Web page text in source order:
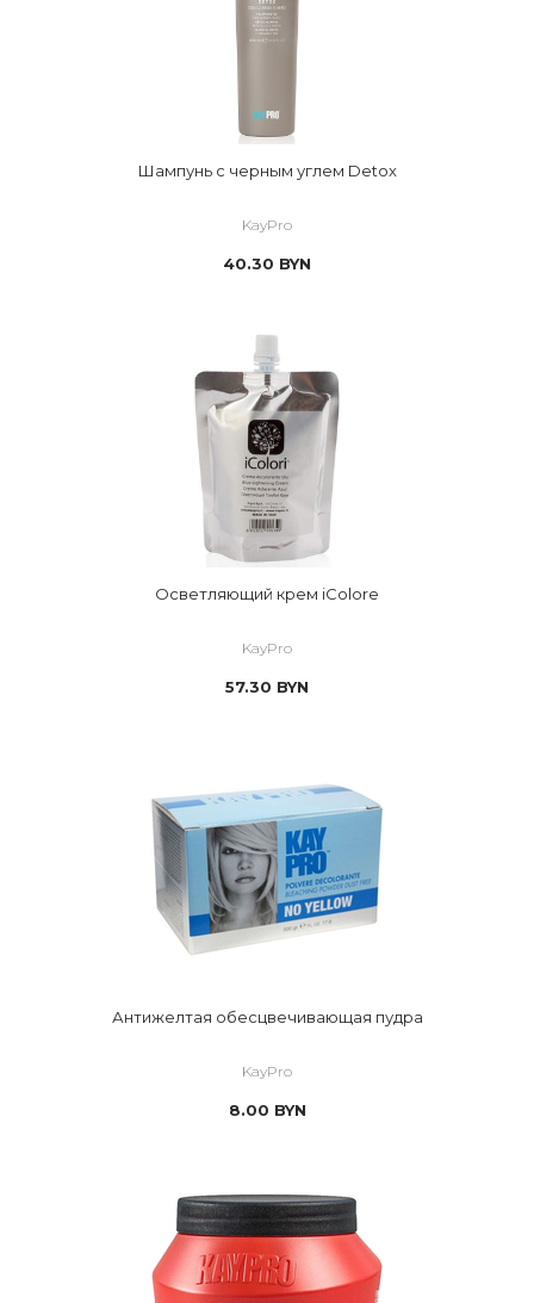
Шампунь с черным углем Detox
KayPro
40.30 BYN
Осветляющий крем iColore
KayPro
57.30 BYN
Антижелтая обесцвечивающая пудра
KayPro
8.00 BYN